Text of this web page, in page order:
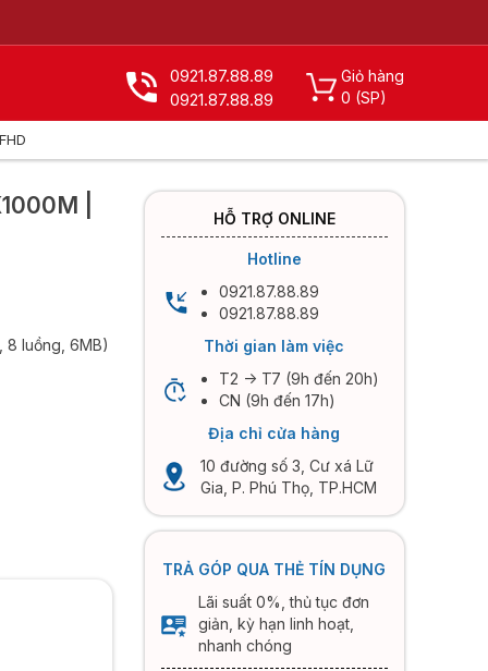
Giỏ hàng
0 (SP)
0921.87.88.89
0921.87.88.89
|
8 luồng, 6MB)
HỖ TRỢ ONLINE
Hotline
0921.87.88.89
0921.87.88.89
Thời gian làm việc
T2 -> T7 (9h đến 20h)
CN (9h đến 17h)
Địa chỉ cửa hàng
10 đường số 3, Cư xá Lữ
Gia, P. Phú Thọ, TP.HCM
TRẢ GÓP QUA THẺ TÍN DỤNG
Lãi suất 0%, thủ tục đơn
giản, kỳ hạn linh hoạt,
nhanh chóng